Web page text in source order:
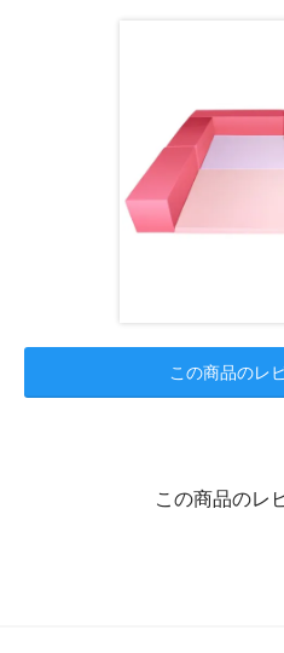
この商品のレ
この商品のレ